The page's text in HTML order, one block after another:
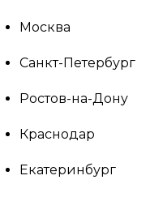
Москва
Санкт-Петербург
Ростов-на-Дону
Краснодар
Екатеринбург